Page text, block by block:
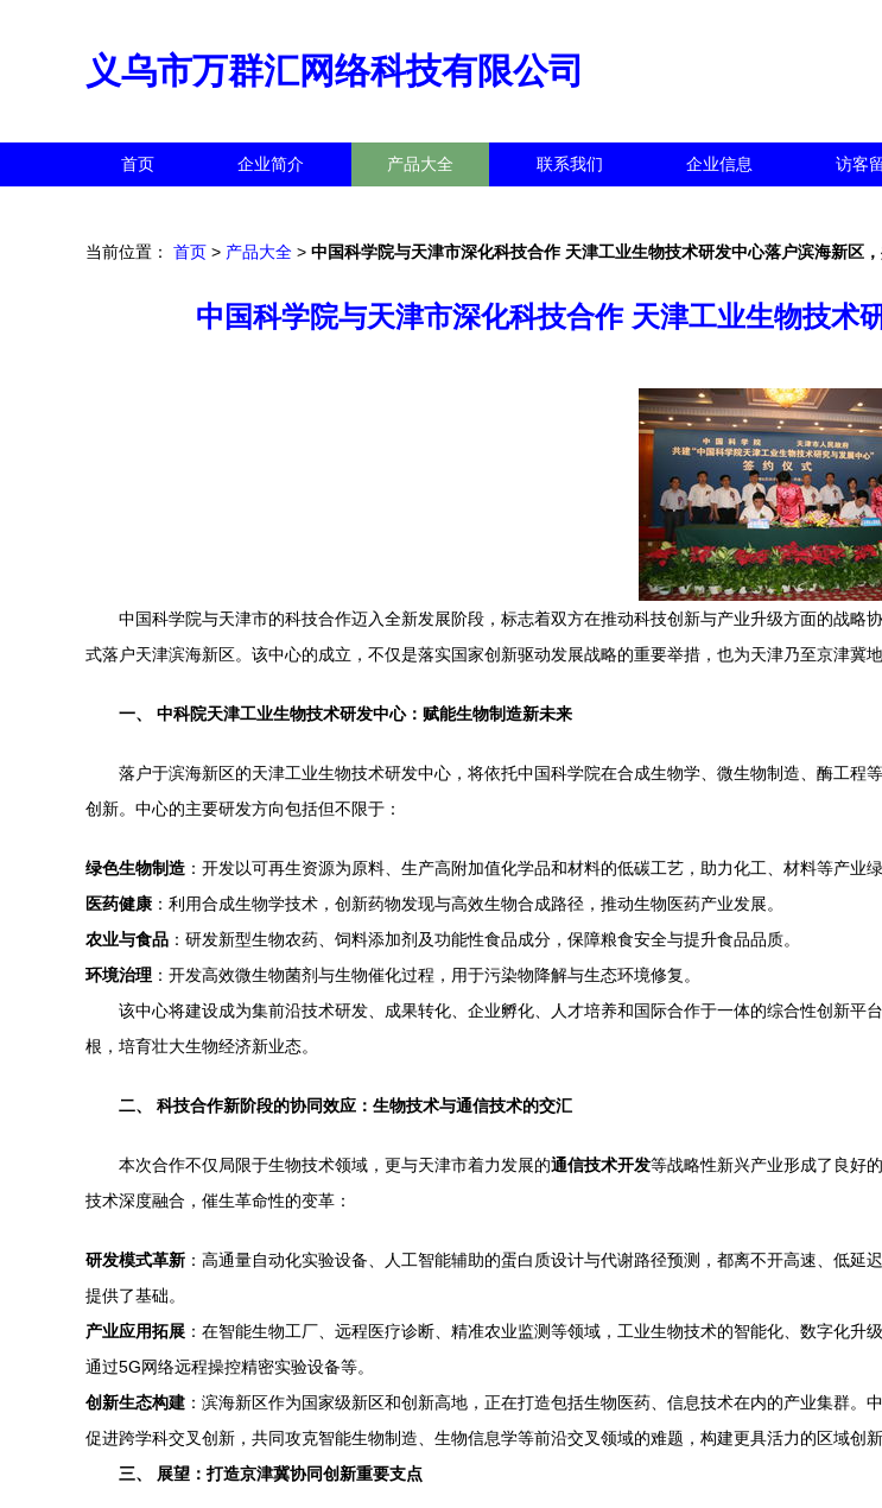
义乌市万群汇网络科技有限公司
首页 企业简介 产品大全 联系我们 企业信息 访客
当前位置： 首页 > 产品大全 > 中国科学院与天津市深化科技合作 天津工业生物技术研发中心落户滨海新区
中国科学院与天津市深化科技合作 天津工业生物技术
中国科学院与天津市的科技合作迈入全新发展阶段，标志着双方在推动科技创新与产业升级方面的战略
式落户天津滨海新区。该中心的成立，不仅是落实国家创新驱动发展战略的重要举措，也为天津乃至京津冀
一、 中科院天津工业生物技术研发中心：赋能生物制造新未来
落户于滨海新区的天津工业生物技术研发中心，将依托中国科学院在合成生物学、微生物制造、酶工
创新。中心的主要研发方向包括但不限于：
绿色生物制造 ：开发以可再生资源为原料、生产高附加值化学品和材料的低碳工艺，助力化工、材料等产业绿
医药健康 ：利用合成生物学技术，创新药物发现与高效生物合成路径，推动生物医药产业发展。
农业与食品 ：研发新型生物农药、饲料添加剂及功能性食品成分，保障粮食安全与提升食品品质。
环境治理 ：开发高效微生物菌剂与生物催化过程，用于污染物降解与生态环境修复。
该中心将建设成为集前沿技术研发、成果转化、企业孵化、人才培养和国际合作于一体的综合性创新平
根，培育壮大生物经济新业态。
二、 科技合作新阶段的协同效应：生物技术与通信技术的交汇
本次合作不仅局限于生物技术领域，更与天津市着力发展的通信技术开发等战略性新兴产业形成了良好
技术深度融合，催生革命性的变革：
研发模式革新 ：高通量自动化实验设备、人工智能辅助的蛋白质设计与代谢路径预测，都离不开高速、低
提供了基础。
产业应用拓展 ：在智能生物工厂、远程医疗诊断、精准农业监测等领域，工业生物技术的智能化、数字化升
通过5G网络远程操控精密实验设备等。
创新生态构建 ：滨海新区作为国家级新区和创新高地，正在打造包括生物医药、信息技术在内的产业集群。
促进跨学科交叉创新，共同攻克智能生物制造、生物信息学等前沿交叉领域的难题，构建更具活力的区域创新
三、 展望：打造京津冀协同创新重要支点